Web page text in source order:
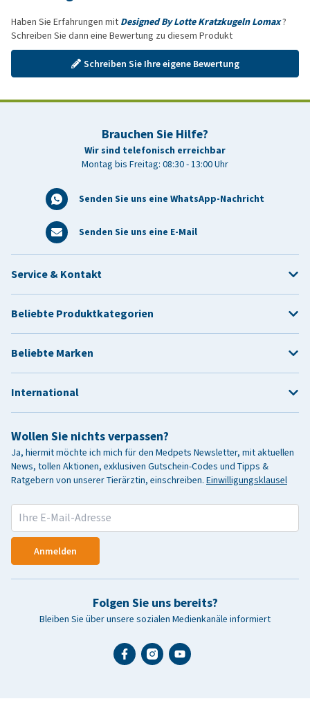
Haben Sie Erfahrungen mit Designed By Lotte Kratzkugeln Lomax?
Schreiben Sie dann eine Bewertung zu diesem Produkt
Schreiben Sie Ihre eigene Bewertung
Brauchen Sie Hilfe?
Wir sind telefonisch erreichbar
Montag bis Freitag: 08:30 - 13:00 Uhr
Senden Sie uns eine WhatsApp-Nachricht
Senden Sie uns eine E-Mail
Wollen Sie nichts verpassen?
Ja, hiermit möchte ich mich für den Medpets Newsletter, mit aktuellen
News, tollen Aktionen, exklusiven Gutschein-Codes und Tipps &
Ratgebern von unserer Tierärztin, einschreiben. Einwilligungsklausel
Anmelden
Folgen Sie uns bereits?
Bleiben Sie über unsere sozialen Medienkanäle informiert
Service & Kontakt
Beliebte Produktkategorien
Beliebte Marken
International